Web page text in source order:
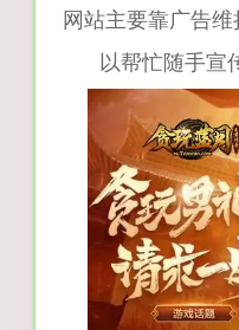
网站主要靠广告
以帮忙随手宣